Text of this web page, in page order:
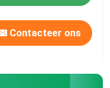
Contacteer ons